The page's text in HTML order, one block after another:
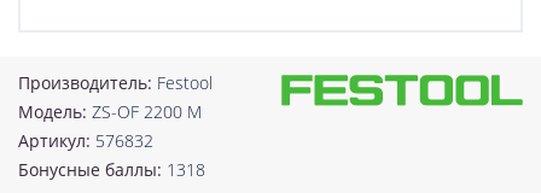
Производитель: Festool
Модель: ZS-OF 2200 M
Артикул: 576832
Бонусные баллы: 1318